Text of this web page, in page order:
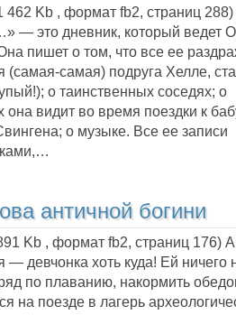
462 Kb , формат fb2, страниц 288
— это дневник, который ведет
пишет о том, что все ее
(самая-самая) подруга Хелле,
о таинственных соседях; о
она видит во время поездки к
о музыке. Все ее записи
античной богини
Kb , формат fb2, страниц 176)
девчонка хоть куда! Ей ничего
по плаванию, накормить
на поезде в лагерь